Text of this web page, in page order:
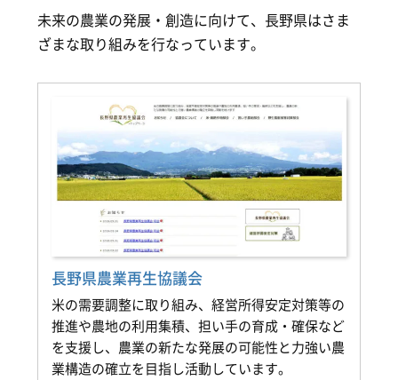
未来の農業の発展・創造に向けて、長野県はさま
ざまな取り組みを行なっています。
長野県農業再生協議会
米の需要調整に取り組み、経営所得安定対策等の
推進や農地の利用集積、担い手の育成・確保など
を支援し、農業の新たな発展の可能性と力強い農
業構造の確立を目指し活動しています。